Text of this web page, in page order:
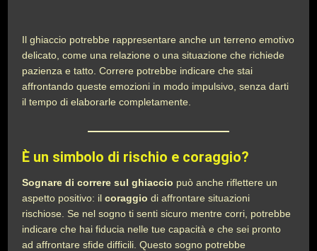
Il ghiaccio potrebbe rappresentare anche un terreno emotivo
delicato, come una relazione o una situazione che richiede
pazienza e tatto. Correre potrebbe indicare che stai
affrontando queste emozioni in modo impulsivo, senza darti
il tempo di elaborarle completamente.
È un simbolo di rischio e coraggio?
Sognare di correre sul ghiaccio può anche riflettere un
aspetto positivo: ilcoraggio di affrontare situazioni
rischiose. Se nel sogno ti senti sicuro mentre corri, potrebbe
indicare che hai fiducia nelle tue capacità e che sei pronto
ad affrontare sfide difficili. Questo sogno potrebbe